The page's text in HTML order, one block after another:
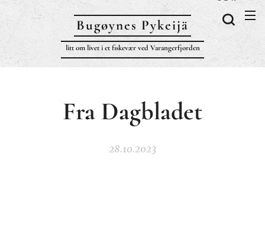
Bugøynes Pykeijä
litt om livet i et fiskevær ved Varangerfjorden
Fra Dagbladet
28.10.2023